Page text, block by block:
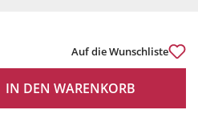
Auf die Wunschliste
IN DEN WARENKORB